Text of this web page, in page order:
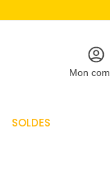
Mon
SOLDES